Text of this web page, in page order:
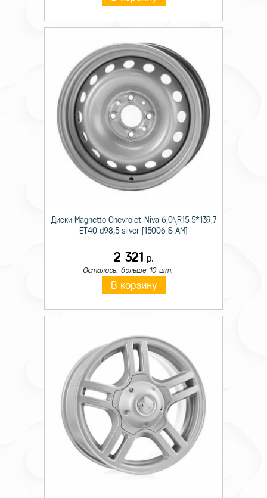
Диски Magnetto Chevrolet-Niva 6,0\R15 5*139,7
ET40 d98,5 silver [15006 S AM]
2 321 р.
Осталось: больше 10 шт.
В корзину